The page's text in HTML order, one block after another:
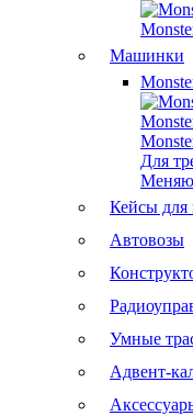
Машинки
Для
Кейсы
Автовозы
Умные
Адвент-